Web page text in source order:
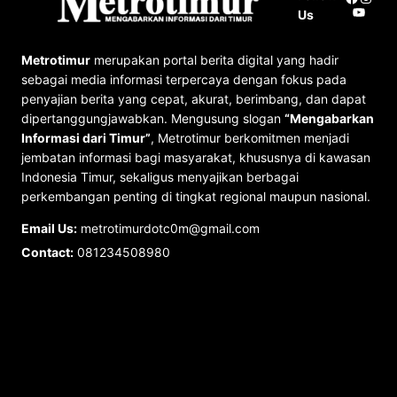
Us
Metrotimur merupakan portal berita digital yang hadir
sebagai media informasi terpercaya dengan fokus pada
penyajian berita yang cepat, akurat, berimbang, dan dapat
dipertanggungjawabkan. Mengusung slogan “Mengabarkan
Informasi dari Timur”, Metrotimur berkomitmen menjadi
jembatan informasi bagi masyarakat, khususnya di kawasan
Indonesia Timur, sekaligus menyajikan berbagai
perkembangan penting di tingkat regional maupun nasional.
Email Us: metrotimurdotc0m@gmail.com
Contact: 081234508980